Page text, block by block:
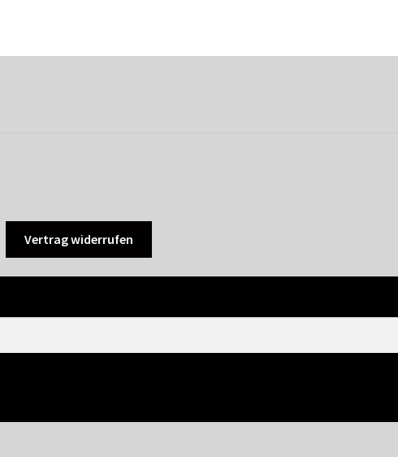
Vertrag widerrufen